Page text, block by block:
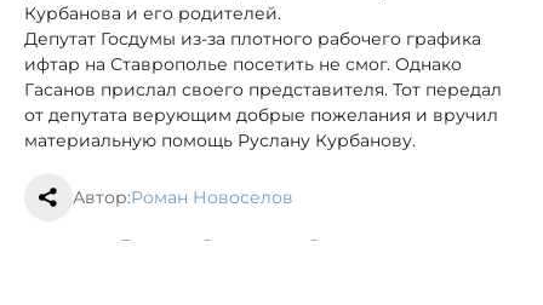
Курбанова и его родителей.
Депутат Госдумы из-за плотного рабочего графика
ифтар на Ставрополье посетить не смог. Однако
Гасанов прислал своего представителя. Тот передал
от депутата верующим добрые пожелания и вручил
материальную помощь Руслану Курбанову.
Автор:Роман Новоселов